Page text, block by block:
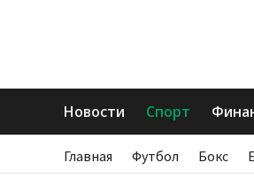
Новости Спорт
Главная Футбол Бокс